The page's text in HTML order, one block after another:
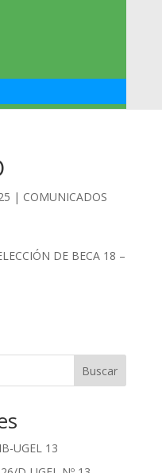
| COMUNICADOS
DE BECA 18 –
Buscar
UGEL 13